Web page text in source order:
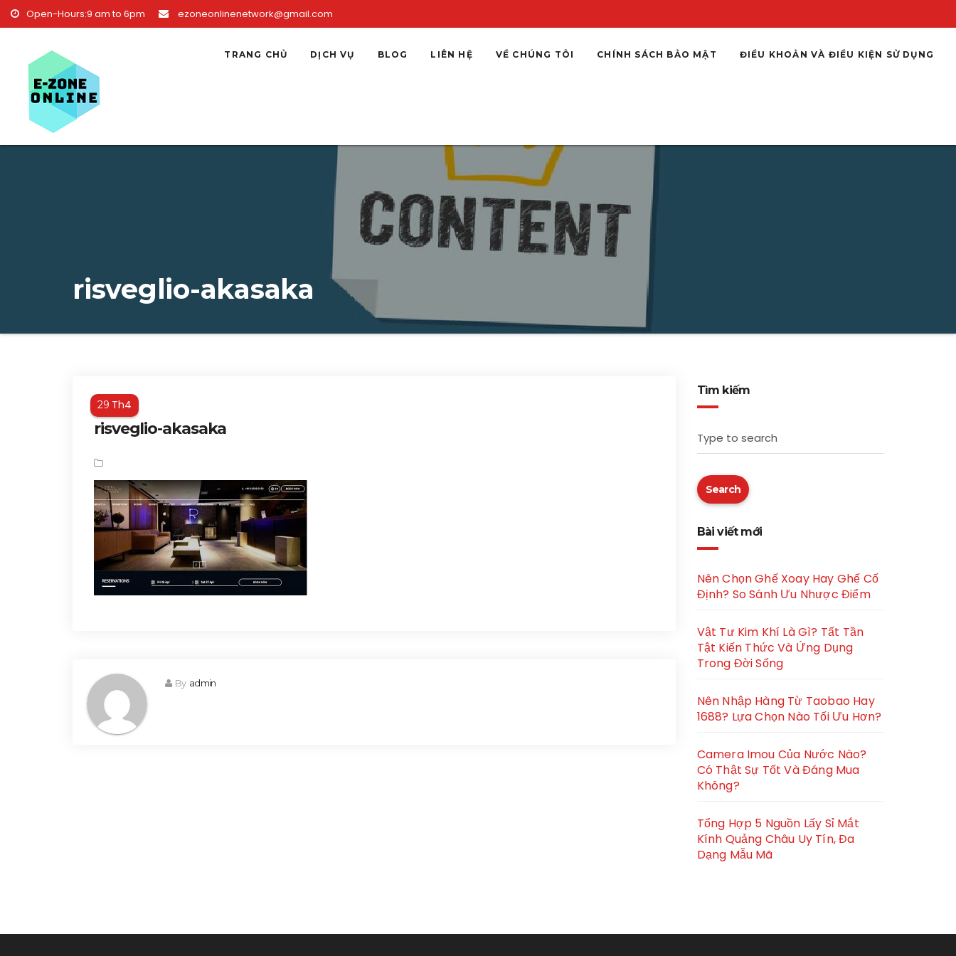
Skip to content
Open-Hours:9 am to 6pm ezoneonlinenetwork@gmail.com
TRANG CHỦ DỊCH VỤ BLOG LIÊN HỆ VỀ CHÚNG TÔI CHÍNH SÁCH BẢO MẬT ĐIỀU KHOẢN VÀ ĐIỀU KIỆN SỬ DỤNG
risveglio-akasaka
29 Th4
risveglio-akasaka
By admin
Tìm kiếm
Type to search
Search
Bài viết mới
Nên Chọn Ghế Xoay Hay Ghế Cố
Định? So Sánh Ưu Nhược Điểm
Vật Tư Kim Khí Là Gì? Tất Tần
Tật Kiến Thức Và Ứng Dụng
Trong Đời Sống
Nên Nhập Hàng Từ Taobao Hay
1688? Lựa Chọn Nào Tối Ưu Hơn?
Camera Imou Của Nước Nào?
Có Thật Sự Tốt Và Đáng Mua
Không?
Tổng Hợp 5 Nguồn Lấy Sỉ Mắt
Kính Quảng Châu Uy Tín, Đa
Dạng Mẫu Mã